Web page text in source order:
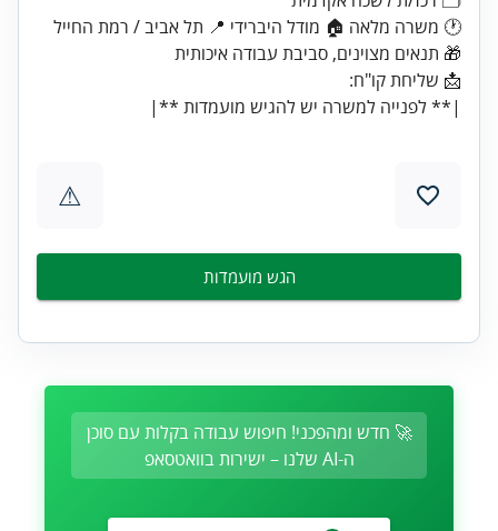
|** לפנייה למשרה יש להגיש מועמדות **|
⚠
הגש מועמדות
🚀 חדש ומהפכני! חיפוש עבודה בקלות עם סוכן
ה-AI שלנו – ישירות בוואטסאפ